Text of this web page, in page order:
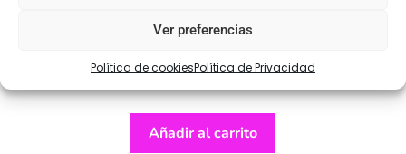
Ver preferencias
Política de cookiesPolítica de Privacidad
€13,50
Añadir al carrito